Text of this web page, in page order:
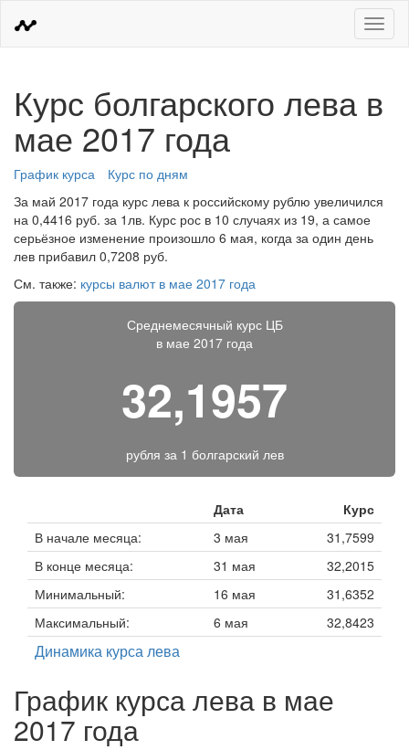
Меню
Курс болгарского лева в
мае 2017 года
График курса
Курс по дням
За май 2017 года курс лева к российскому рублю увеличился
на 0,4416 руб. за 1лв. Курс рос в 10 случаях из 19, а самое
серьёзное изменение произошло 6 мая, когда за один день
лев прибавил 0,7208 руб.
См. также: курсы валют в мае 2017 года
Среднемесячный курс ЦБ
в мае 2017 года
32,1957
рубля за 1 болгарский лев
Дата
Курс
В начале месяца:
3 мая
31,7599
В конце месяца:
31 мая
32,2015
Минимальный:
16 мая
31,6352
Максимальный:
6 мая 32,8423
Динамика курса лева
График курса лева в мае
2017 года